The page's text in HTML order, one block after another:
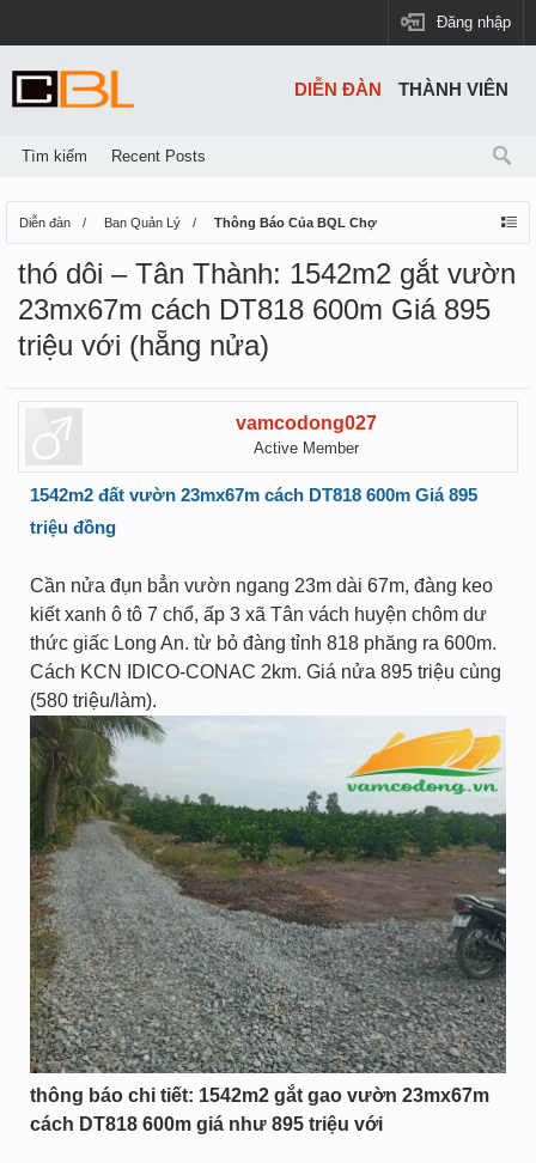
Đăng nhập
Diễn đàn Ban Quản Lý Thông Báo Của BQL Chợ
thó dôi – Tân Thành: 1542m2 gắt vườn
23mx67m cách DT818 600m Giá 895
triệu với (hẵng nửa)
vamcodong027
Active Member
1542m2 đất vườn 23mx67m cách DT818 600m Giá 895
triệu đồng
Cần nửa đụn bẳn vườn ngang 23m dài 67m, đàng keo
kiết xanh ô tô 7 chổ, ấp 3 xã Tân vách huyện chôm dư
thức giấc Long An. từ bỏ đàng tỉnh 818 phăng ra 600m.
Cách KCN IDICO-CONAC 2km. Giá nửa 895 triệu cùng
(580 triệu/làm).
thông báo chi tiết: 1542m2 gắt gao vườn 23mx67m
cách DT818 600m giá như 895 triệu với
DIỄN ĐÀN
Tìm kiếm Recent Posts
THÀNH VIÊN